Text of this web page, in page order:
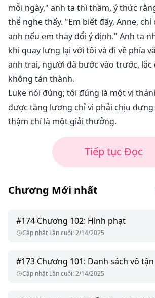
mỗi ngày," anh ta thì thầm, ý thức
thể nghe thấy. "Em biết đấy, Anne,
anh nếu em thay đổi ý định." Anh ta
khi quay lưng lại với tôi và đi về phía
anh trai, người đã bước vào trước, lắc
không tán thành.
Luke nói đúng; tôi đúng là một vị
được tăng lương chỉ vì phải chịu đựng
thậm chí là một giải thưởng.
Tiếp tục Đọc
Chương Mới nhất
#174 Chương 102: Hình phạt
Cập nhật Lần cuối:2/14/2025
#173 Chương 101: Danh sách vô tận
Cập nhật Lần cuối:2/14/2025